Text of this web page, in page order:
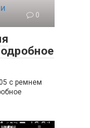
0
с ремнем